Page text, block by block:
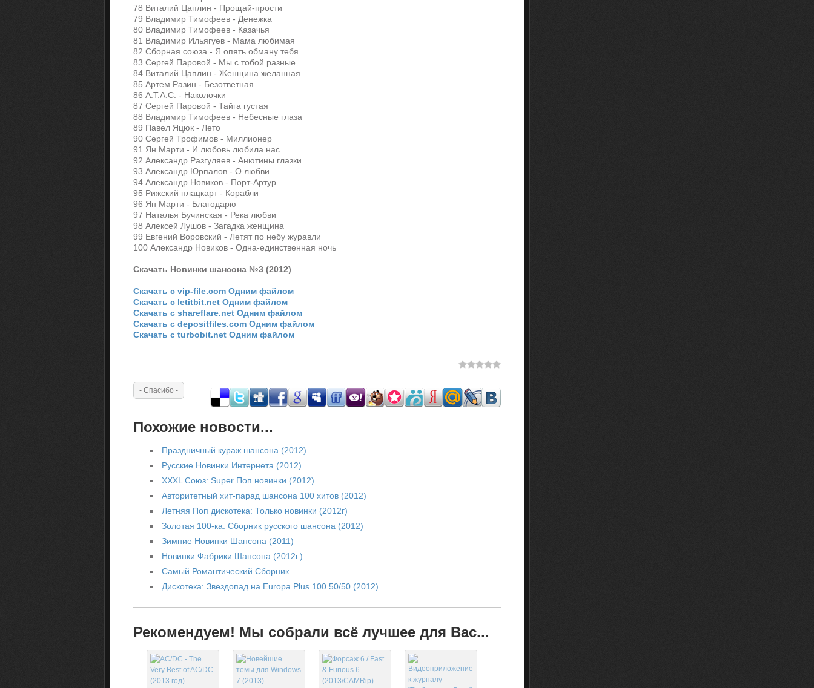
78 Виталий Цаплин - Прощай-прости
79 Владимир Тимофеев - Денежка
80 Владимир Тимофеев - Казачья
81 Владимир Ильягуев - Мама любимая
82 Сборная союза - Я опять обману тебя
83 Сергей Паровой - Мы с тобой разные
84 Виталий Цаплин - Женщина желанная
85 Артем Разин - Безответная
86 А.Т.А.С. - Наколочки
87 Сергей Паровой - Тайга густая
88 Владимир Тимофеев - Небесные глаза
89 Павел Яцюк - Лето
90 Сергей Трофимов - Миллионер
91 Ян Марти - И любовь любила нас
92 Александр Разгуляев - Анютины глазки
93 Александр Юрпалов - О любви
94 Александр Новиков - Порт-Артур
95 Рижский плацкарт - Корабли
96 Ян Марти - Благодарю
97 Наталья Бучинская - Река любви
98 Алексей Лушов - Загадка женщина
99 Евгений Воровский - Летят по небу журавли
100 Александр Новиков - Одна-единственная ночь
Скачать Новинки шансона №3 (2012)
Скачать с vip-file.com Одним файлом
Скачать с letitbit.net Одним файлом
Скачать с shareflare.net Одним файлом
Скачать с depositfiles.com Одним файлом
Скачать с turbobit.net Одним файлом
Похожие новости...
Праздничный кураж шансона (2012)
Русские Новинки Интернета (2012)
XXXL Союз: Super Поп новинки (2012)
Авторитетный хит-парад шансона 100 хитов (2012)
Летняя Поп дискотека: Только новинки (2012г)
Золотая 100-ка: Сборник русского шансона (2012)
Зимние Новинки Шансона (2011)
Новинки Фабрики Шансона (2012г.)
Самый Романтический Сборник
Дискотека: Звездопад на Europa Plus 100 50/50 (2012)
Рекомендуем! Мы собрали всё лучшее для Вас...